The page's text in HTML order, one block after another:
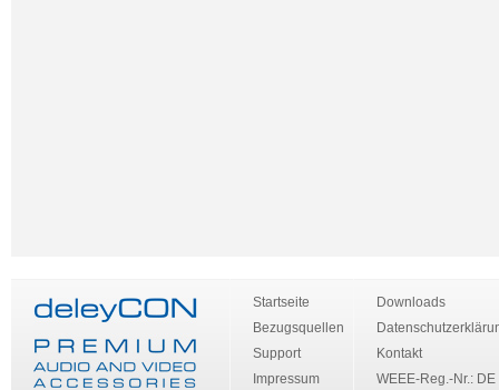
Startseite
Bezugsquellen
Support
Impressum
Downloads
Kontakt
WEEE-Reg.-Nr.: